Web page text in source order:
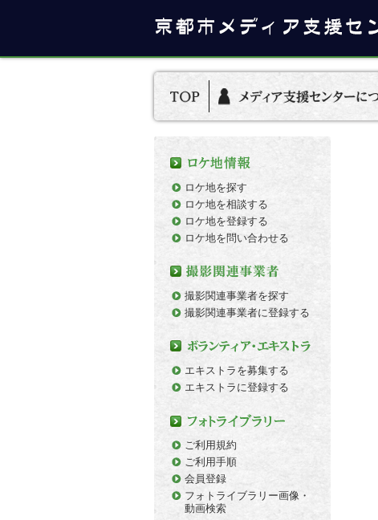
ロケ地を探す
ロケ地を相談する
ロケ地を登録する
ロケ地を問い合わせる
撮影関連事業者を探す
撮影関連事業者に登録する
エキストラを募集する
エキストラに登録する
ご利用規約
ご利用手順
会員登録
フォトライブラリー画像・
動画検索